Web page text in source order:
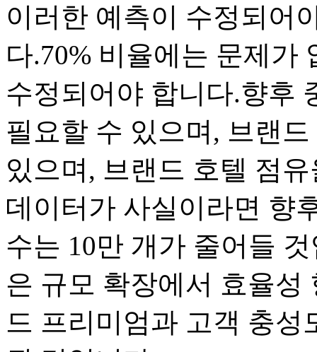
이러한 예측이 수정되어
다.70% 비율에는 문제가
수정되어야 합니다.향후
필요할 수 있으며, 브랜
있으며, 브랜드 호텔 점
데이터가 사실이라면 향
수는 10만 개가 줄어들
은 규모 확장에서 효율성
드 프리미엄과 고객 충